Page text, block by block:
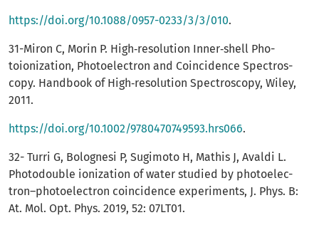
https://doi.org/10.1088/0957-0233/3/3/010.
31-Miron C, Morin P. High‐resolution Inner‐shell Pho-
toionization, Photoelectron and Coincidence Spectros-
copy. Handbook of High‐resolution Spectroscopy, Wiley,
2011.
https://doi.org/10.1002/9780470749593.hrs066.
32- Turri G, Bolognesi P, Sugimoto H, Mathis J, Avaldi L.
Photodouble ionization of water studied by photoelec-
tron–photoelectron coincidence experiments, J. Phys. B:
At. Mol. Opt. Phys. 2019, 52: 07LT01.